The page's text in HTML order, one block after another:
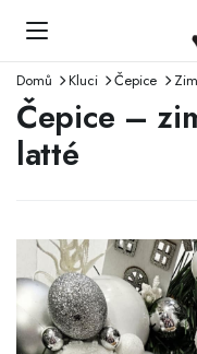
Domů Kluci Čepice
Čepice –
latté